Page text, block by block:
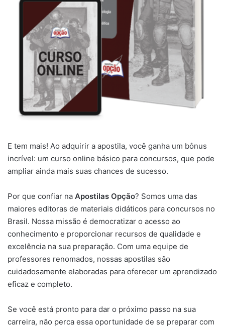
E tem mais! Ao adquirir a apostila, você ganha um bônus
incrível: um curso online básico para concursos, que pode
ampliar ainda mais suas chances de sucesso.
Por que confiar na Apostilas Opção? Somos uma das
maiores editoras de materiais didáticos para concursos no
Brasil. Nossa missão é democratizar o acesso ao
conhecimento e proporcionar recursos de qualidade e
excelência na sua preparação. Com uma equipe de
professores renomados, nossas apostilas são
cuidadosamente elaboradas para oferecer um aprendizado
eficaz e completo.
Se você está pronto para dar o próximo passo na sua
carreira, não perca essa oportunidade de se preparar com